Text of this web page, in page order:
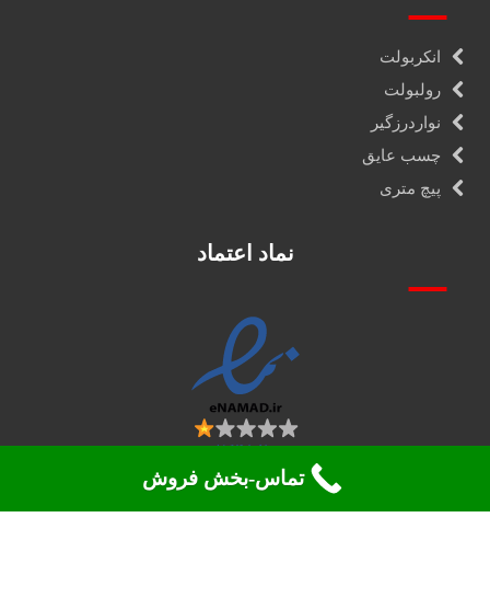
انکربولت
رولبولت
نواردرزگیر
چسب عایق
پیچ متری
نماد اعتماد
تماس-بخش فروش